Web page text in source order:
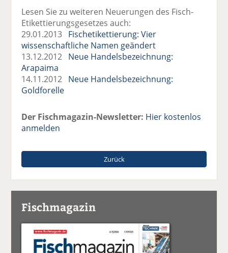
Lesen Sie zu weiteren Neuerungen des Fisch-
Etikettierungsgesetzes auch:
29.01.2013 Fischetikettierung: Vier
wissenschaftliche Namen geändert
13.12.2012 Neue Handelsbezeichnung:
Arapaima
14.11.2012 Neue Handelsbezeichnung:
Goldforelle
Der Fischmagazin-Newsletter: Hier kostenlos
anmelden
Zurück
Fischmagazin